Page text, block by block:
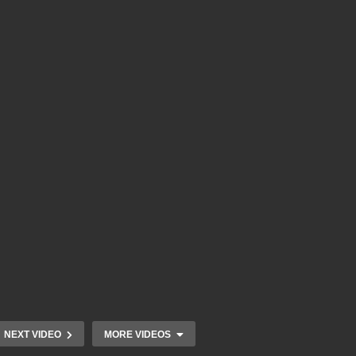
NEXT VIDEO MORE VIDEOS